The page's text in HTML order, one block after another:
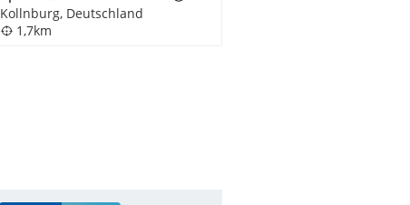
Kollnburg, Deutschland
1,7km